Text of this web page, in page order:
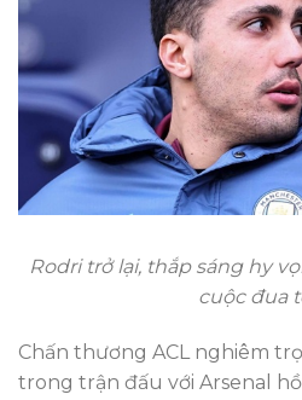
Rodri trở lại, thắp sáng hy
cuộc đua
Chấn thương ACL nghiêm
trong trận đấu với Arsenal